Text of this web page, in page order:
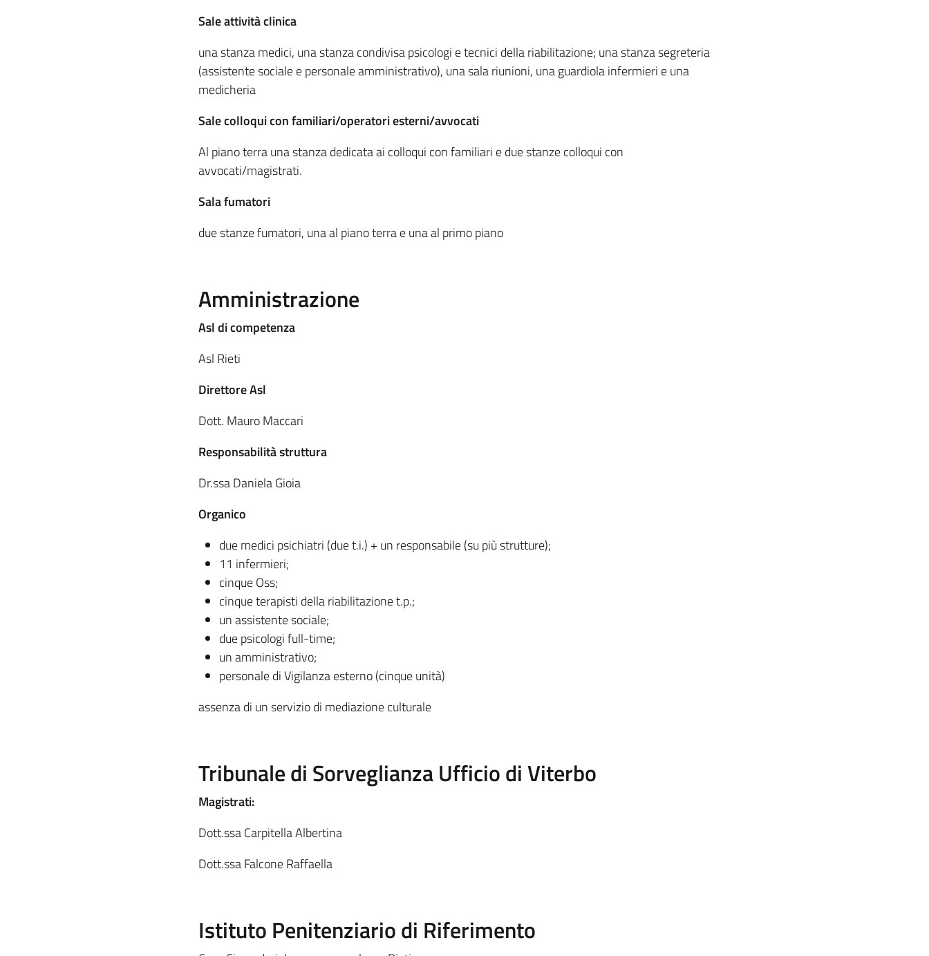
Sale attività clinica
una stanza medici, una stanza condivisa psicologi e tecnici della riabilitazione; una stanza segreteria
(assistente sociale e personale amministrativo), una sala riunioni, una guardiola infermieri e una
medicheria
Sale colloqui con familiari/operatori esterni/avvocati
Al piano terra una stanza dedicata ai colloqui con familiari e due stanze colloqui con
avvocati/magistrati.
Sala fumatori
due stanze fumatori, una al piano terra e una al primo piano
Amministrazione
Asl di competenza
Asl Rieti
Direttore Asl
Dott. Mauro Maccari
Responsabilità struttura
Dr.ssa Daniela Gioia
Organico
due medici psichiatri (due t.i.) + un responsabile (su più strutture);
11 infermieri;
cinque Oss;
cinque terapisti della riabilitazione t.p.;
un assistente sociale;
due psicologi full-time;
un amministrativo;
personale di Vigilanza esterno (cinque unità)
assenza di un servizio di mediazione culturale
Tribunale di Sorveglianza Ufficio di Viterbo
Magistrati:
Dott.ssa Carpitella Albertina
Dott.ssa Falcone Raffaella
Istituto Penitenziario di Riferimento